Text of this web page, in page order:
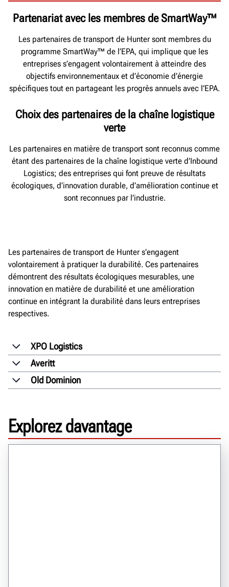
Partenariat avec les membres de SmartWay™
Les partenaires de transport de Hunter sont membres du
programme SmartWay™ de l’EPA, qui implique que les
entreprises s’engagent volontairement à atteindre des
objectifs environnementaux et d’économie d’énergie
spécifiques tout en partageant les progrès annuels avec l’EPA.
Choix des partenaires de la chaîne logistique
verte
Les partenaires en matière de transport sont reconnus comme
étant des partenaires de la chaîne logistique verte d’Inbound
Logistics; des entreprises qui font preuve de résultats
écologiques, d’innovation durable, d’amélioration continue et
sont reconnues par l’industrie.
Les partenaires de transport de Hunter s’engagent
volontairement à pratiquer la durabilité. Ces partenaires
démontrent des résultats écologiques mesurables, une
innovation en matière de durabilité et une amélioration
continue en intégrant la durabilité dans leurs entreprises
respectives.
XPO Logistics
Averitt
Old Dominion
Explorez davantage